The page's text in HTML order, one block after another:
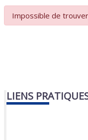
Impossible de
LIENS